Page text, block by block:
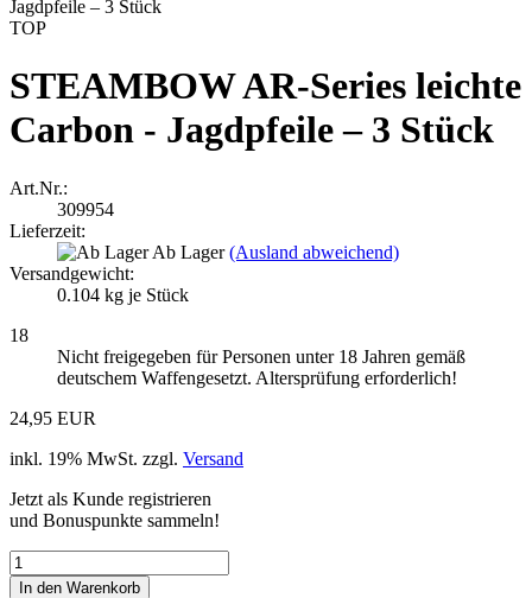
TOP
STEAMBOW AR-Series leichte
Carbon - Jagdpfeile – 3 Stück
Art.Nr.:
309954
Lieferzeit:
Ab Lager(Ausland abweichend)
Versandgewicht:
0.104 kg je Stück
18
Nicht freigegeben für Personen unter 18 Jahren gemäß
deutschem Waffengesetzt. Altersprüfung erforderlich!
24,95 EUR
inkl. 19% MwSt. zzgl. Versand
Jetzt als Kunde registrieren
und Bonuspunkte sammeln!